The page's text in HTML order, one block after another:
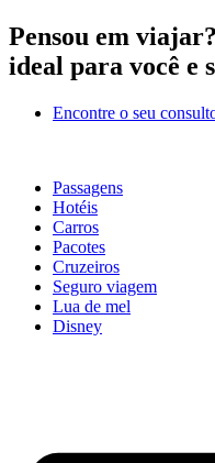
Ir
para
o
Pensou em viajar?
ideal para você e
Encontre o seu
Passagens
Hotéis
Carros
Pacotes
Cruzeiros
Seguro viagem
Lua de mel
Disney